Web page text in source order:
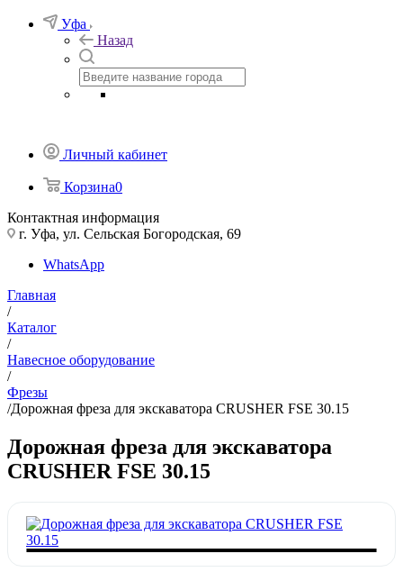
Уфа
Назад
Личный кабинет
Корзина0
Контактная информация
г. Уфа, ул. Сельская Богородская, 69
WhatsApp
Главная
/
Каталог
/
Навесное оборудование
/
Фрезы
/Дорожная фреза для экскаватора CRUSHER FSE 30.15
Дорожная фреза для экскаватора
CRUSHER FSE 30.15